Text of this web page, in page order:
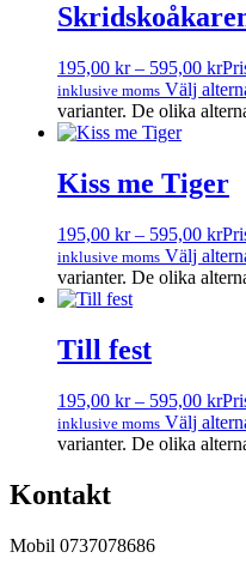
195,00 kr – 595,00 kr
inklusive moms Välj
varianter. De olika
Kiss me Tiger
195,00 kr – 595,00 kr
inklusive moms Välj
varianter. De olika
Till fest
195,00 kr – 595,00 kr
inklusive moms Välj
varianter. De olika
Kontakt
Mobil 0737078686